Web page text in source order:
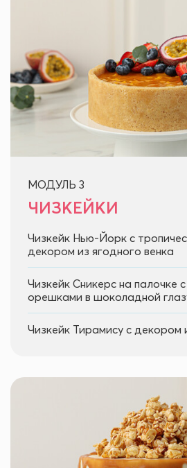
МОДУЛЬ 3
ЧИЗКЕЙКИ
Чизкейк Нью-Йорк с
декором из ягодного венка
Чизкейк Сникерс на палочке
орешками в шоколадной
Чизкейк Тирамису с декором